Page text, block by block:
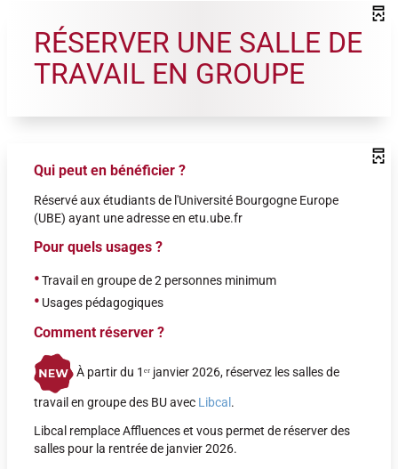
RÉSERVER UNE SALLE DE
TRAVAIL EN GROUPE
Qui peut en bénéficier ?
Réservé aux étudiants de l'Université Bourgogne Europe
(UBE) ayant une adresse en etu.ube.fr
Pour quels usages ?
•Travail en groupe de 2 personnes minimum
• Usages pédagogiques
Comment réserver ?
À partir du 1ᵉʳ janvier 2026, réservez les salles de
travail en groupe des BU avec Libcal .
Libcal remplace Affluences et vous permet de réserver des
salles pour la rentrée de janvier 2026.